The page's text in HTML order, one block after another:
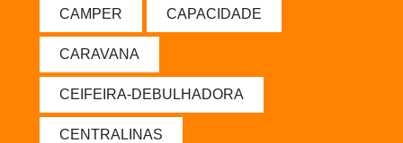
CAMPER CAPACIDADE
CARAVANA
CEIFEIRA-DEBULHADORA
CENTRALINAS